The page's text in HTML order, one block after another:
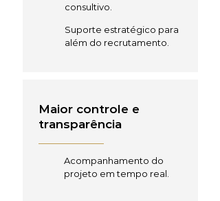
consultivo.
Suporte estratégico para
além do recrutamento.
Maior controle e
transparência
Acompanhamento do
projeto em tempo real.